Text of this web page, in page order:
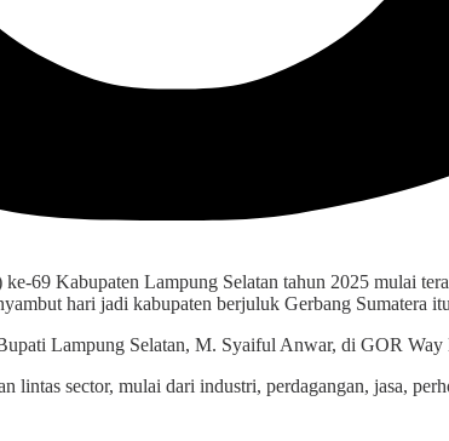
69 Kabupaten Lampung Selatan tahun 2025 mulai
hari jadi kabupaten berjuluk Gerbang Sumatera
Lampung Selatan, M. Syaiful Anwar, di GOR
lintas sector, mulai dari industri, perdagangan, jasa,